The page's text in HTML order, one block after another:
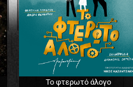
Το φτερωτό άλογο